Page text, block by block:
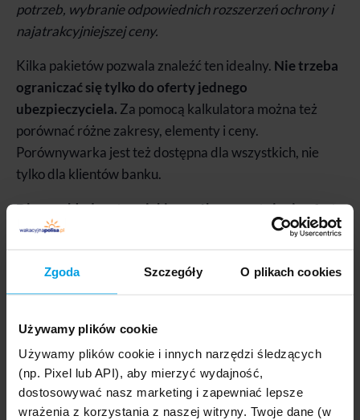
Zgoda Szczegóły O plikach cookies
Używamy plików cookie
Używamy plików cookie i innych narzędzi śledzących
(np. Pixel lub API), aby mierzyć wydajność,
dostosowywać nasz marketing i zapewniać lepsze
wrażenia z korzystania z naszej witryny. Twoje dane (w
potrzeb, wybranie odpowiednich rozszerzeń ochrony i
najatrakcyjniejszej ceny.
Kilka pakietów pozwala znaleźć ten idealny. Nie trzeba
ograniczać się tylko do oferty jednego
ubezpieczyciela. Za pomocą kalkulatora można też
porównać różne zakresy, elementy i ceny.
Porównywarka jest też dostępna dla wszystkich, nie
tylko dla klientów banku.
Dla przykładu, oto w jaki sposób prezentują się oferty
ubezpieczenia 7-dniowego pobytu rekreacyjnego w
Europa 65,00 zł
2 os. / 7 dni